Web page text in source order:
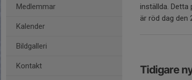
Medlemmar
Kalender
Bildgalleri
Kontakt
inställda. Detta
är röd dag den
Tidigare